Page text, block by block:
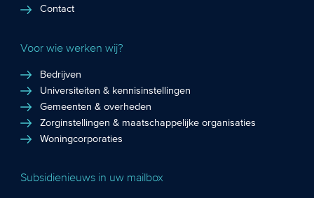
Contact
Voor wie werken wij?
Bedrijven
Universiteiten & kennisinstellingen
Gemeenten & overheden
Zorginstellingen & maatschappelijke organisaties
Woningcorporaties
Subsidienieuws in uw mailbox